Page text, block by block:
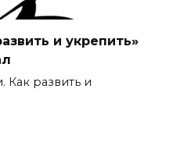
и укрепить»
Как развить и